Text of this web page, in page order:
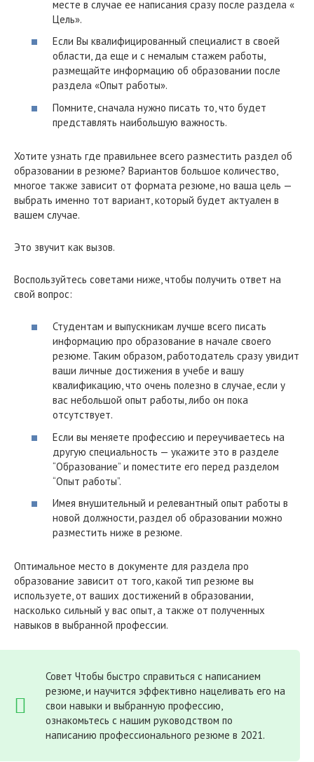
месте в случае ее написания сразу после раздела «
Цель».
Если Вы квалифицированный специалист в своей
области, да еще и с немалым стажем работы,
размещайте информацию об образовании после
раздела «Опыт работы».
Помните, сначала нужно писать то, что будет
представлять наибольшую важность.
Хотите узнать где правильнее всего разместить раздел об
образовании в резюме? Вариантов большое количество,
многое также зависит от формата резюме, но ваша цель —
выбрать именно тот вариант, который будет актуален в
вашем случае.
Это звучит как вызов.
Воспользуйтесь советами ниже, чтобы получить ответ на
свой вопрос:
Студентам и выпускникам лучше всего писать
информацию про образование в начале своего
резюме. Таким образом, работодатель сразу увидит
ваши личные достижения в учебе и вашу
квалификацию, что очень полезно в случае, если у
вас небольшой опыт работы, либо он пока
отсутствует.
Если вы меняете профессию и переучиваетесь на
другую специальность — укажите это в разделе
“Образование” и поместите его перед разделом
“Опыт работы”.
Имея внушительный и релевантный опыт работы в
новой должности, раздел об образовании можно
разместить ниже в резюме.
Оптимальное место в документе для раздела про
образование зависит от того, какой тип резюме вы
используете, от ваших достижений в образовании,
насколько сильный у вас опыт, а также от полученных
навыков в выбранной профессии.
Совет Чтобы быстро справиться с написанием
резюме, и научится эффективно нацеливать его на
свои навыки и выбранную профессию,
ознакомьтесь с нашим руководством по
написанию профессионального резюме в 2021.